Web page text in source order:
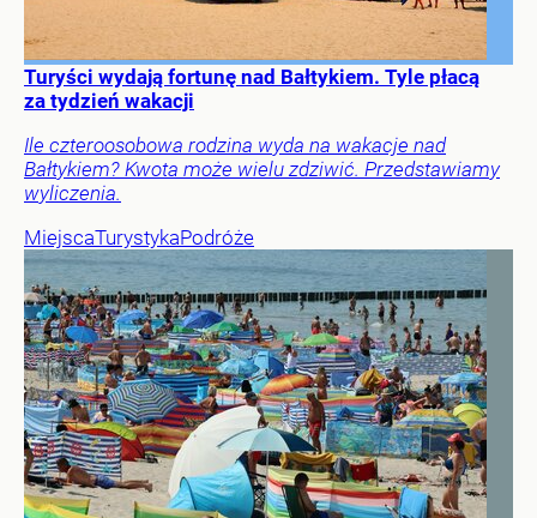
Turyści wydają fortunę nad Bałtykiem. Tyle płacą
za tydzień wakacji
Ile czteroosobowa rodzina wyda na wakacje nad
Bałtykiem? Kwota może wielu zdziwić. Przedstawiamy
wyliczenia.
MiejscaTurystykaPodróże